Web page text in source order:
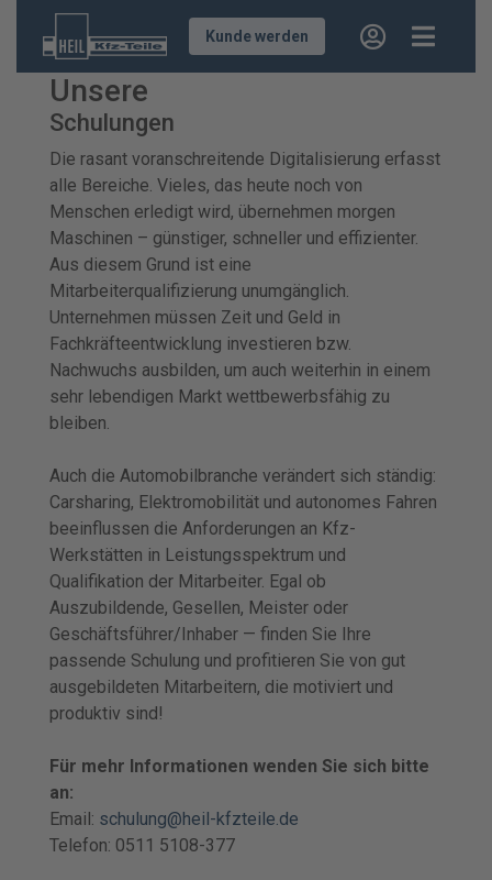
Kunde werden
Unsere
Schulungen
Die rasant voranschreitende Digitalisierung erfasst
alle Bereiche. Vieles, das heute noch von
Menschen erledigt wird, übernehmen morgen
Maschinen – günstiger, schneller und effizienter.
Aus diesem Grund ist eine
Mitarbeiterqualifizierung unumgänglich.
Unternehmen müssen Zeit und Geld in
Fachkräfteentwicklung investieren bzw.
Nachwuchs ausbilden, um auch weiterhin in einem
sehr lebendigen Markt wettbewerbsfähig zu
bleiben.
Auch die Automobilbranche verändert sich ständig:
Carsharing, Elektromobilität und autonomes Fahren
beeinflussen die Anforderungen an Kfz-
Werkstätten in Leistungsspektrum und
Qualifikation der Mitarbeiter. Egal ob
Auszubildende, Gesellen, Meister oder
Geschäftsführer/Inhaber — finden Sie Ihre
passende Schulung und profitieren Sie von gut
ausgebildeten Mitarbeitern, die motiviert und
produktiv sind!
Für mehr Informationen wenden Sie sich bitte
an:
Email: schulung@heil-kfzteile.de
Telefon: 0511 5108-377